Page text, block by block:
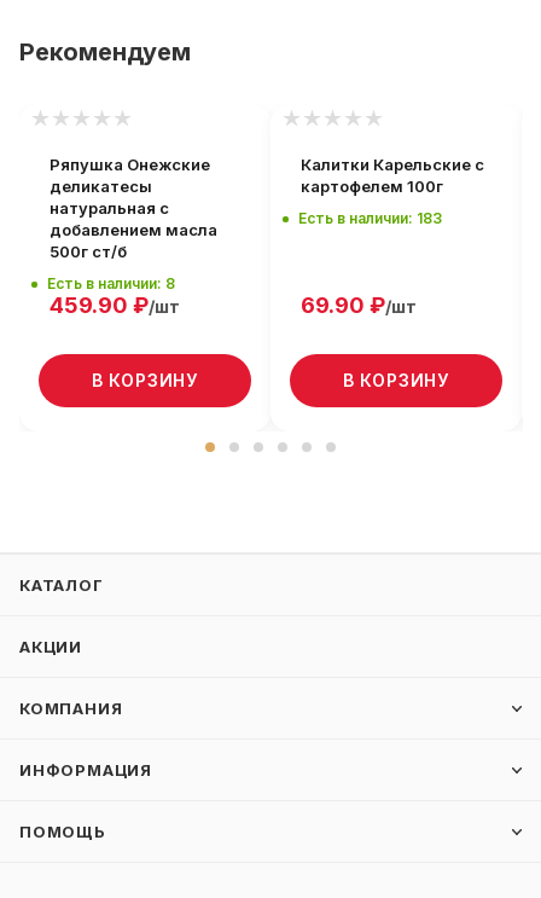
Рекомендуем
Ряпушка Онежские
деликатесы
натуральная с
добавлением масла
500г ст/б
Есть в наличии: 8
459.90 ₽/шт
В КОРЗИНУ
Калитки Карельские с
картофелем 100г
Есть в наличии: 183
69.90 ₽/шт
В КОРЗИНУ
КАТАЛОГ
АКЦИИ
КОМПАНИЯ
ИНФОРМАЦИЯ
ПОМОЩЬ